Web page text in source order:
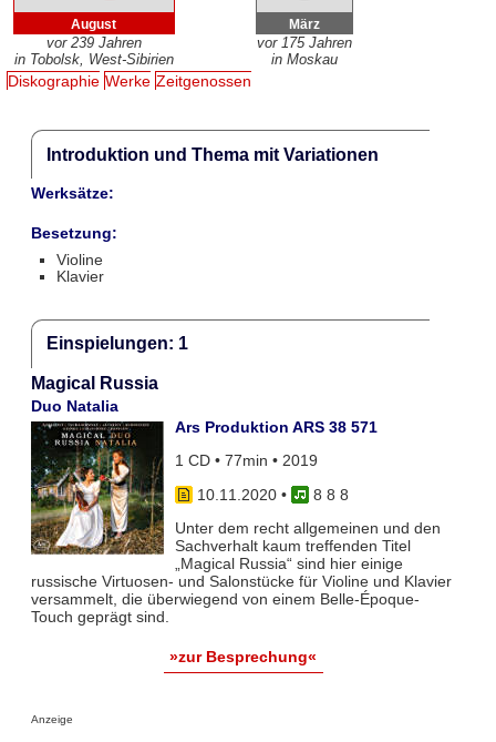
August
vor 239 Jahren
in Tobolsk, West-Sibirien
März
vor 175 Jahren
in Moskau
Diskographie Werke Zeitgenossen
Introduktion und Thema mit Variationen
Werksätze:
Besetzung:
Violine
Klavier
Einspielungen: 1
Magical Russia
Duo Natalia
Ars Produktion ARS 38 571
1 CD • 77min • 2019
10.11.2020•
8 8 8
Unter dem recht allgemeinen und den
Sachverhalt kaum treffenden Titel
„Magical Russia“ sind hier einige
russische Virtuosen- und Salonstücke für Violine und Klavier
versammelt, die überwiegend von einem Belle-Époque-
Touch geprägt sind.
»zur Besprechung«
Anzeige